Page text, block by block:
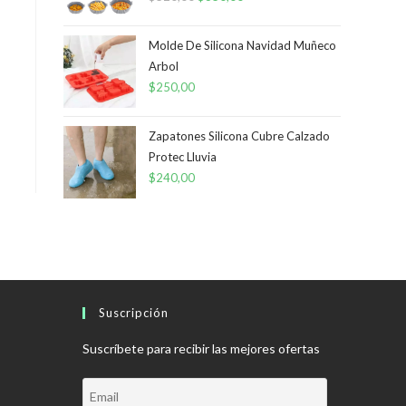
original
actual
Molde De Silicona Navidad Muñeco
Arbol
$250,00
Zapatones Silicona Cubre Calzado
Protec Lluvia
$240,00
Suscripción
Suscríbete para recibir las mejores ofertas